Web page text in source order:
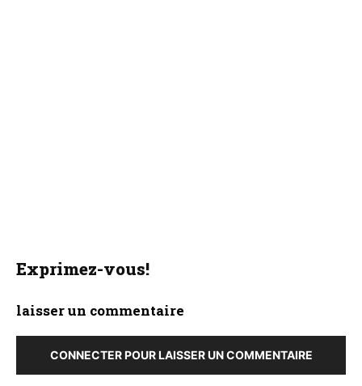
Exprimez-vous!
laisser un commentaire
CONNECTER POUR LAISSER UN COMMENTAIRE